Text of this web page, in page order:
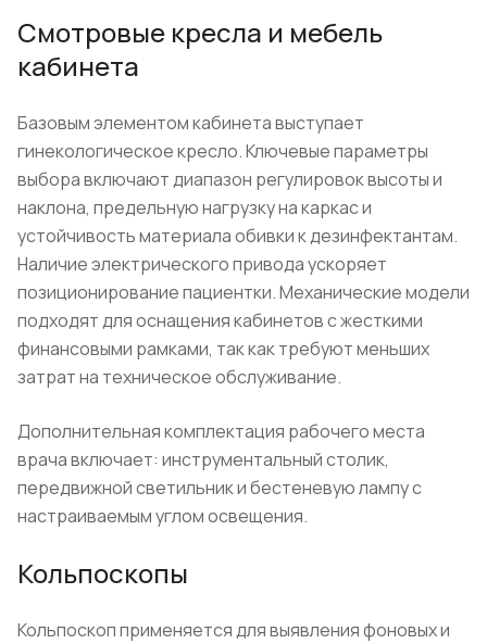
Смотровые кресла и мебель
кабинета
Базовым элементом кабинета выступает
гинекологическое кресло. Ключевые параметры
выбора включают диапазон регулировок высоты и
наклона, предельную нагрузку на каркас и
устойчивость материала обивки к дезинфектантам.
Наличие электрического привода ускоряет
позиционирование пациентки. Механические модели
подходят для оснащения кабинетов с жесткими
финансовыми рамками, так как требуют меньших
затрат на техническое обслуживание.
Дополнительная комплектация рабочего места
врача включает: инструментальный столик,
передвижной светильник и бестеневую лампу с
настраиваемым углом освещения.
Кольпоскопы
Кольпоскоп применяется для выявления фоновых и